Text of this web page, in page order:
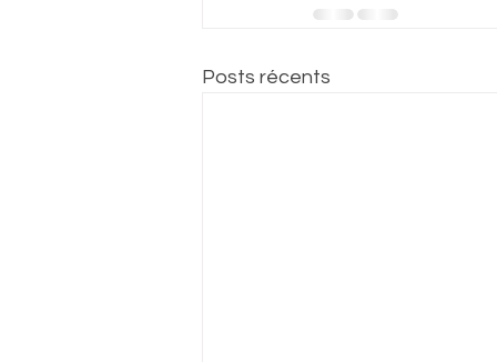
Posts récents